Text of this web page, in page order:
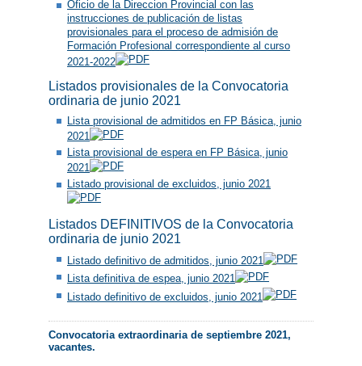
Oficio de la Direccion Provincial con las
instrucciones de publicación de listas
provisionales para el proceso de admisión de
Formación Profesional correspondiente al curso
2021-2022
Listados provisionales de la Convocatoria
ordinaria de junio 2021
Lista provisional de admitidos en FP Básica, junio
2021
Lista provisional de espera en FP Básica, junio
2021
Listado provisional de excluidos, junio 2021
Listados DEFINITIVOS de la Convocatoria
ordinaria de junio 2021
Listado definitivo de admitidos, junio 2021
Lista definitiva de espea, junio 2021
Listado definitivo de excluidos, junio 2021
Convocatoria extraordinaria de septiembre 2021,
vacantes.